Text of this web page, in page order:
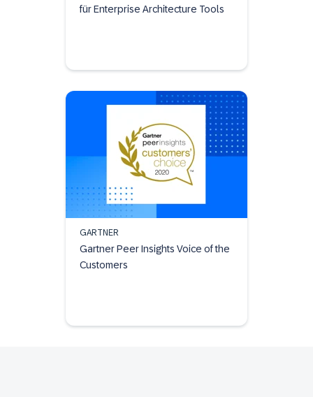
für Enterprise Architecture Tools
GARTNER
Gartner Peer Insights Voice of the
Customers